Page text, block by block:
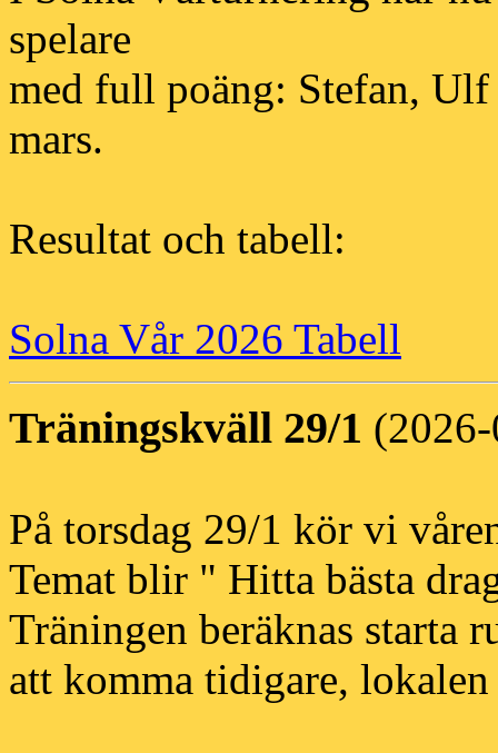
spelare
med full poäng: Stefan, Ulf
mars.
Resultat och tabell:
Solna Vår 2026 Tabell
Träningskväll 29/1
På torsdag 29/1 kör vi
Temat blir " Hitta bästa
Träningen beräknas starta
att komma tidigare, lokalen